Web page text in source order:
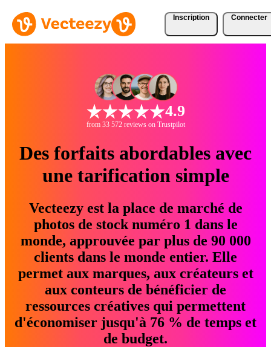
Inscription Connecter
4.9
from 33 572 reviews on Trustpilot
Des forfaits abordables avec
une tarification simple
Vecteezy est la place de marché de
photos de stock numéro 1 dans le
monde, approuvée par plus de 90 000
clients dans le monde entier. Elle
permet aux marques, aux créateurs et
aux conteurs de bénéficier de
ressources créatives qui permettent
d'économiser jusqu'à 76 % de temps et
de budget.